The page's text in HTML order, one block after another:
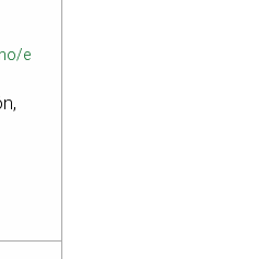
elaboracion_natural/